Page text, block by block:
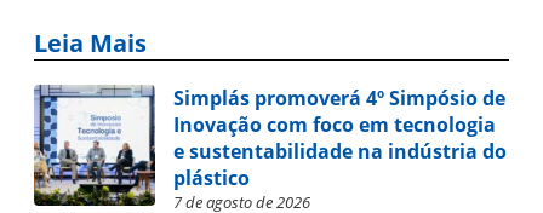
Leia Mais
Simplás promoverá 4º Simpósio de
Inovação com foco em tecnologia
e sustentabilidade na indústria do
plástico
7 de agosto de 2026